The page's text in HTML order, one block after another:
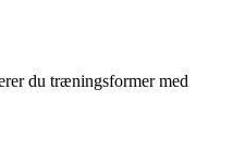
du træningsformer med